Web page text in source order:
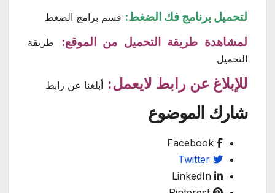
لتحميل برنامج فك الضغط: قسم برامج الضغط
لمشاهدة طريقة التحميل من الموقع:
طريقة
التحميل
للإبلاغ عن رابط لايعمل: أبلغنا عن رابط
شارك الموضوع